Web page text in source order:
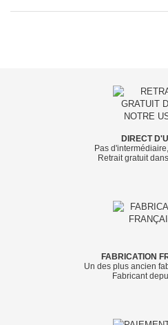
DIRECT
Pas
Retrait gratuit
FABRICATION
Un des plus ancien
Fabricant